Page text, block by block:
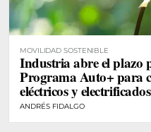
MOVILIDAD SOSTENIBLE
Industria abre el plazo
Programa Auto+ para
eléctricos y electrificados
ANDRÉS FIDALGO